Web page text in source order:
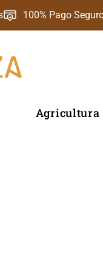
100% Pago
Agricultura